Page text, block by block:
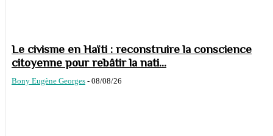
Le civisme en Haïti : reconstruire la conscience
citoyenne pour rebâtir la nati...
Bony Eugène Georges - 08/08/26